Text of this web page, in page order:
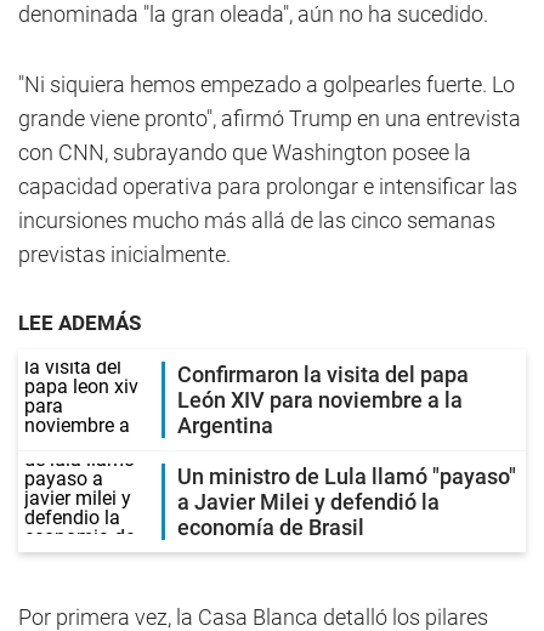
denominada "la gran oleada", aún no ha sucedido.
"Ni siquiera hemos empezado a golpearles fuerte. Lo
grande viene pronto", afirmó Trump en una entrevista
con CNN, subrayando que Washington posee la
capacidad operativa para prolongar e intensificar las
incursiones mucho más allá de las cinco semanas
previstas inicialmente.
LEE ADEMÁS
Confirmaron la visita del papa
León XIV para noviembre a la
Argentina
Un ministro de Lula llamó "payaso"
a Javier Milei y defendió la
economía de Brasil
Por primera vez, la Casa Blanca detalló los pilares